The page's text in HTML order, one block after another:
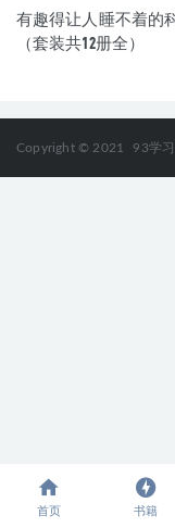
有趣得让人睡不着的
（套装共12册全）
Copyright © 2021 93学习
首页 书籍